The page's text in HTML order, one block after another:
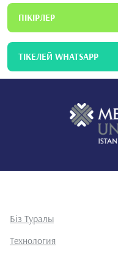
ПІКІРЛЕР
ТІКЕЛЕЙ WHATSAPP
Біз Туралы
Технология